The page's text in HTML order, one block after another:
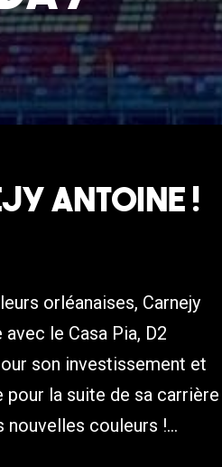
Antoine !
orléanaises, Carnejy
le Casa Pia, D2
son investissement et
pour la suite de sa carrière
nouvelles couleurs !...